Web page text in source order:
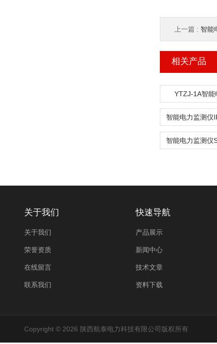
上一篇 : 智能
相关产品
YTZJ-1A智能
关于我们
关于我们
荣誉资质
在线留言
联系我们
快速导航
产品展示
新闻中心
技术文章
资料下载
Copyright © 2026 陕西航泰电力科技有限公司版权所有